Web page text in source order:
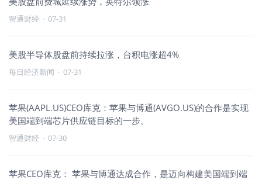
智通财经 · 07-31
美股半导体股盘前持续拉涨，台积电涨超4%
每日经济新闻 · 07-31
苹果(AAPL.US)CEO库克：苹果与博通(AVGO.US)的合作是实现
美国端到端芯片供应链目标的一步。
智通财经 · 07-30
苹果CEO库克： 苹果与博通达成合作，是迈向构建美国端到端